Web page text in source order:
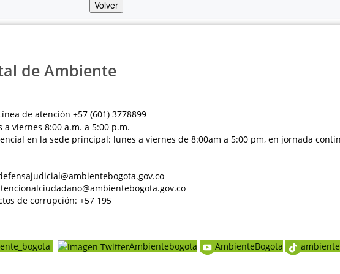
Volver
de Ambiente
de atención +57 (601) 3778899
viernes 8:00 a.m. a 5:00 p.m.
en la sede principal: lunes a viernes de 8:00am a 5:00 pm, en jornada
de corrupción: +57 195
Ambientebogota AmbienteBogota